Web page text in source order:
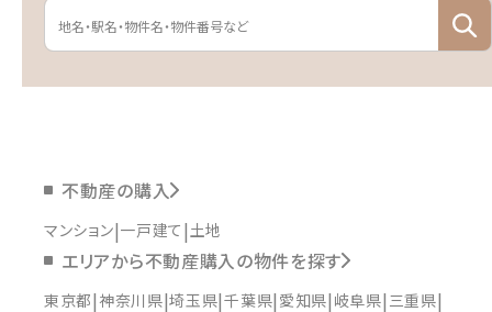
不動産の購入
マンション 一戸建て 土地
エリアから不動産購入の物件を探す
東京都 神奈川県 埼玉県 千葉県 愛知県 岐阜県 三重県